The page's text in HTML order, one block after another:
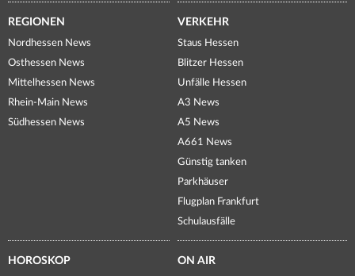
REGIONEN
Nordhessen News
Osthessen News
Mittelhessen News
Rhein-Main News
Südhessen News
VERKEHR
Staus Hessen
Blitzer Hessen
Unfälle Hessen
A3 News
A5 News
A661 News
Günstig tanken
Parkhäuser
Flugplan Frankfurt
Schulausfälle
HOROSKOP ON AIR